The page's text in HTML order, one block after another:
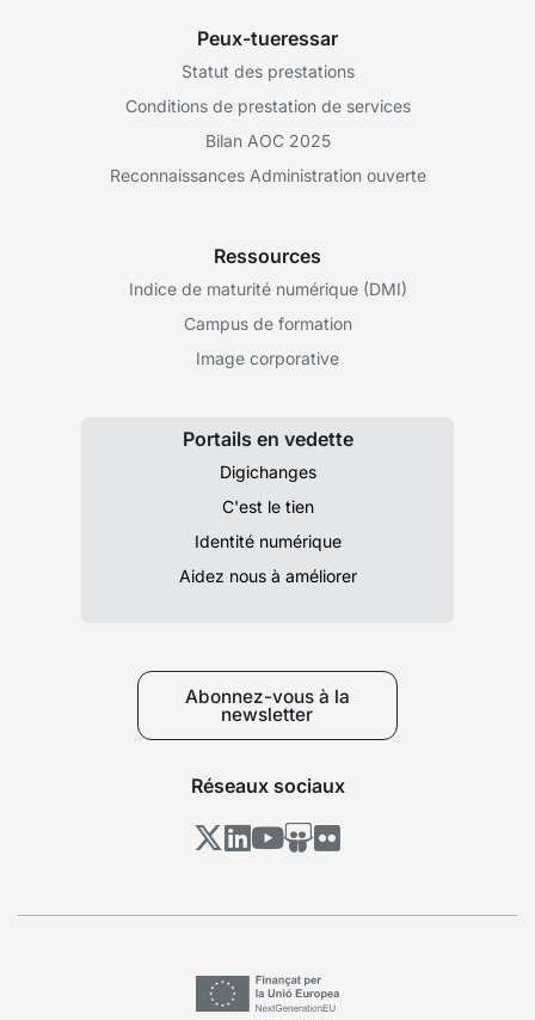
Peux-tueressar
Statut des prestations
Conditions de prestation de services
Bilan AOC 2025
Reconnaissances Administration ouverte
Ressources
Indice de maturité numérique (DMI)
Campus de formation
Image corporative
Portails en vedette
Digichanges
C'est le tien
Identité numérique
Aidez nous à améliorer
Abonnez-vous à la
newsletter
Réseaux sociaux